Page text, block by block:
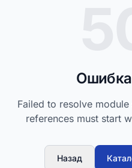
Failed to resolve
references must start
Назад